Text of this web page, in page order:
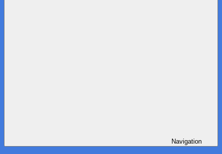
Navigation